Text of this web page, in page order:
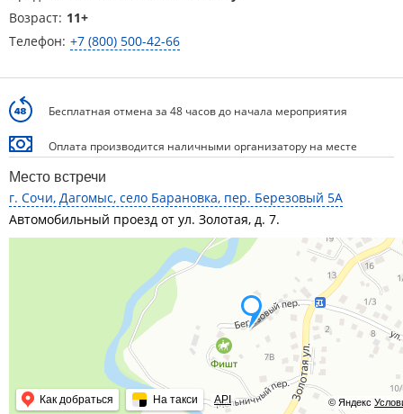
Возраст: 11+
Телефон: +7 (800) 500-42-66
Бесплатная отмена за 48 часов до начала мероприятия
Оплата производится наличными организатору на месте
Место встречи
г. Сочи, Дагомыс, село Барановка, пер. Березовый 5А
Автомобильный проезд от ул. Золотая, д. 7.
© Яндекс
Как добраться На такси API